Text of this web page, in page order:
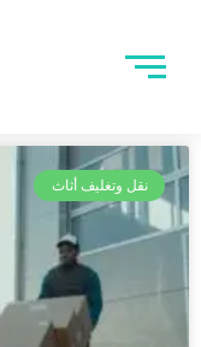
نقل وتغليف أثاث